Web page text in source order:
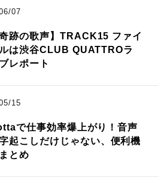
07
奇跡の歌声】TRACK15 ファイ
は渋谷CLUB QUATTROラ
レポート
15
で仕事効率爆上がり！音声
起こしだけじゃない、便利機
とめ